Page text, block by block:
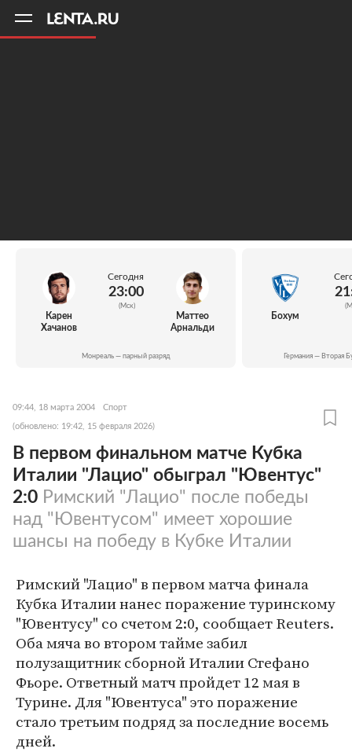
Карен
Хачанов
Сегодня
23:00
(Мск)
Маттео
Арнальди
Монреаль — парный разряд
Бохум
Германия — Вторая
09:44, 18 марта 2004 Спорт
(обновлено: 19:42, 15 февраля 2026)
В первом финальном матче Кубка
Италии "Лацио" обыграл "Ювентус"
2:0 Римский "Лацио" после победы
над "Ювентусом" имеет хорошие
шансы на победу в Кубке Италии
Римский "Лацио" в первом матча финала
Кубка Италии нанес поражение туринскому
"Ювентусу" со счетом 2:0, сообщает Reuters.
Оба мяча во втором тайме забил
полузащитник сборной Италии Стефано
Фьоре. Ответный матч пройдет 12 мая в
Турине. Для "Ювентуса" это поражение
стало третьим подряд за последние восемь
дней.